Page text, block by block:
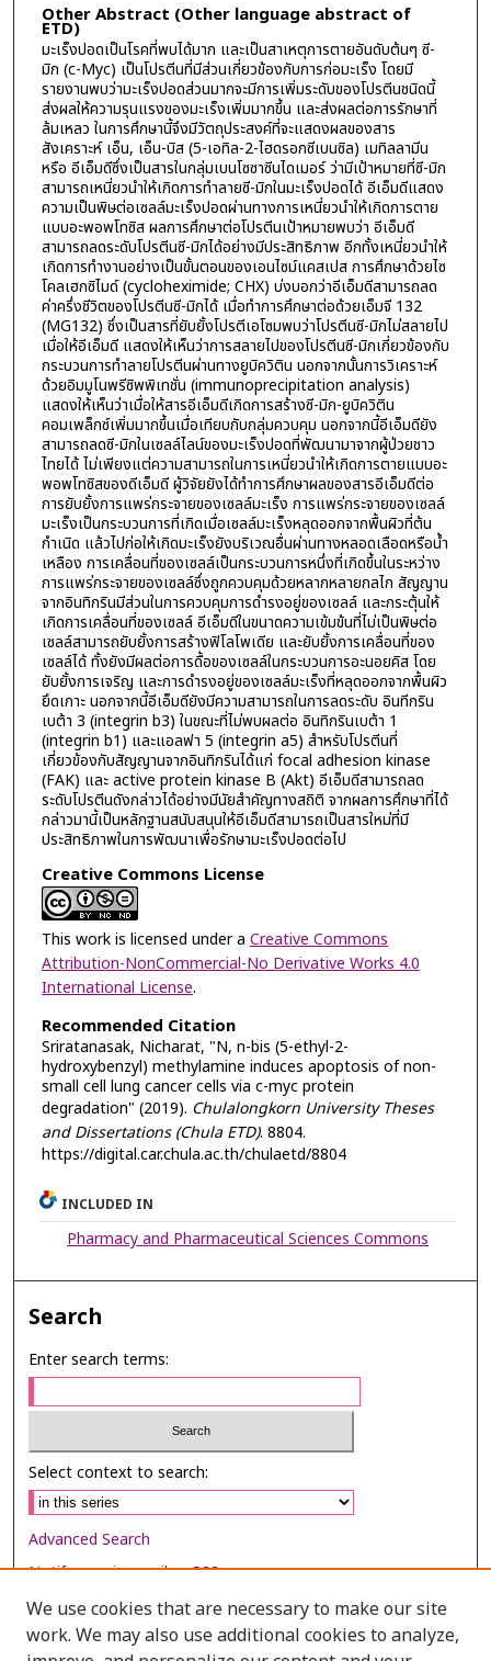
Other Abstract (Other language abstract of
ETD)
มะเร็งปอดเป็นโรคที่พบได้มาก และเป็นสาเหตุการตายอันดับต้นๆ ซี-
มิก (c-Myc) เป็นโปรตีนที่มีส่วนเกี่ยวข้องกับการก่อมะเร็ง โดยมี
รายงานพบว่ามะเร็งปอดส่วนมากจะมีการเพิ่มระดับของโปรตีนชนิดนี้
ส่งผลให้ความรุนแรงของมะเร็งเพิ่มมากขึ้น และส่งผลต่อการรักษาที่
ล้มเหลว ในการศึกษานี้จึงมีวัตถุประสงค์ที่จะแสดงผลของสาร
สังเคราะห์ เอ็น, เอ็น-บิส (5-เอทิล-2-ไฮดรอกซีเบนซิล) เมทิลลามีน
หรือ อีเอ็มดีซึ่งเป็นสารในกลุ่มเบนโซซาซีนไดเมอร์ ว่ามีเป้าหมายที่ซี-มิก
สามารถเหนี่ยวนำให้เกิดการทำลายซี-มิกในมะเร็งปอดได้ อีเอ็มดีแสดง
ความเป็นพิษต่อเซลล์มะเร็งปอดผ่านทางการเหนี่ยวนำให้เกิดการตาย
แบบอะพอพโทซิส ผลการศึกษาต่อโปรตีนเป้าหมายพบว่า อีเอ็มดี
สามารถลดระดับโปรตีนซี-มิกได้อย่างมีประสิทธิภาพ อีกทั้งเหนี่ยวนำให้
เกิดการทำงานอย่างเป็นขั้นตอนของเอนไซม์แคสเปส การศึกษาด้วยไซ
โคลเฮกซิไมด์ (cycloheximide; CHX) บ่งบอกว่าอีเอ็มดีสามารถลด
ค่าครึ่งชีวิตของโปรตีนซี-มิกได้ เมื่อทำการศึกษาต่อด้วยเอ็มจี 132
(MG132) ซึ่งเป็นสารที่ยับยั้งโปรตีเอโซมพบว่าโปรตีนซี-มิกไม่สลายไป
เมื่อให้อีเอ็มดี แสดงให้เห็นว่าการสลายไปของโปรตีนซี-มิกเกี่ยวข้องกับ
กระบวนการทำลายโปรตีนผ่านทางยูบิควิติน นอกจากนั้นการวิเคราะห์
ด้วยอิมมูโนพรีซิพพิเทชั่น (immunoprecipitation analysis)
แสดงให้เห็นว่าเมื่อให้สารอีเอ็มดีเกิดการสร้างซี-มิก-ยูบิควิติน
คอมเพล็กซ์เพิ่มมากขึ้นเมื่อเทียบกับกลุ่มควบคุม นอกจากนี้อีเอ็มดียัง
สามารถลดซี-มิกในเซลล์ไลน์ของมะเร็งปอดที่พัฒนามาจากผู้ป่วยชาว
ไทยได้ ไม่เพียงแต่ความสามารถในการเหนี่ยวนำให้เกิดการตายแบบอะ
พอพโทซิสของดีเอ็มดี ผู้วิจัยยังได้ทำการศึกษาผลของสารอีเอ็มดีต่อ
การยับยั้งการแพร่กระจายของเซลล์มะเร็ง การแพร่กระจายของเซลล์
มะเร็งเป็นกระบวนการที่เกิดเมื่อเซลล์มะเร็งหลุดออกจากพื้นผิวที่ต้น
กำเนิด แล้วไปก่อให้เกิดมะเร็งยังบริเวณอื่นผ่านทางหลอดเลือดหรือน้ำ
เหลือง การเคลื่อนที่ของเซลล์เป็นกระบวนการหนึ่งที่เกิดขึ้นในระหว่าง
การแพร่กระจายของเซลล์ซึ่งถูกควบคุมด้วยหลากหลายกลไก สัญญาน
จากอินทิกรินมีส่วนในการควบคุมการดำรงอยู่ของเซลล์ และกระตุ้นให้
เกิดการเคลื่อนที่ของเซลล์ อีเอ็มดีในขนาดความเข้มข้นที่ไม่เป็นพิษต่อ
เซลล์สามารถยับยั้งการสร้างฟิโลโพเดีย และยับยั้งการเคลื่อนที่ของ
เซลล์ได้ ทั้งยังมีผลต่อการดื้อของเซลล์ในกระบวนการอะนอยคิส โดย
ยับยั้งการเจริญ และการดำรงอยู่ของเซลล์มะเร็งที่หลุดออกจากพื้นผิว
ยึดเกาะ นอกจากนี้อีเอ็มดียังมีความสามารถในการลดระดับ อินทีกริน
เบต้า 3 (integrin b3) ในขณะที่ไม่พบผลต่อ อินทิกรินเบต้า 1
(integrin b1) และแอลฟา 5 (integrin a5) สำหรับโปรตีนที่
เกี่ยวข้องกับสัญญานจากอินทิกรินได้แก่ focal adhesion kinase
(FAK) และ active protein kinase B (Akt) อีเอ็มดีสามารถลด
ระดับโปรตีนดังกล่าวได้อย่างมีนัยสำคัญทางสถิติ จากผลการศึกษาที่ได้
กล่าวมานี้เป็นหลักฐานสนับสนุนให้อีเอ็มดีสามารถเป็นสารใหม่ที่มี
ประสิทธิภาพในการพัฒนาเพื่อรักษามะเร็งปอดต่อไป
Creative Commons License
This work is licensed under a Creative Commons
Attribution-NonCommercial-No Derivative Works 4.0
International License.
Recommended Citation
Sriratanasak, Nicharat, "N, n-bis (5-ethyl-2-
hydroxybenzyl) methylamine induces apoptosis of non-
small cell lung cancer cells via c-myc protein
degradation" (2019). Chulalongkorn University Theses
and Dissertations (Chula ETD). 8804.
https://digital.car.chula.ac.th/chulaetd/8804
INCLUDED IN
Pharmacy and Pharmaceutical Sciences Commons
Search
Enter search terms:
Select context to search:
Advanced Search
Notify me via email orRSS
Browse
We use cookies that are necessary to make our site
work. We may also use additional cookies to analyze,